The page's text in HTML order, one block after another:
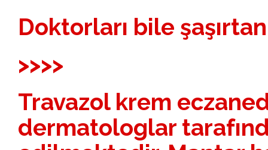
Doktorları bile
>>>>
Travazol krem
dermatologlar